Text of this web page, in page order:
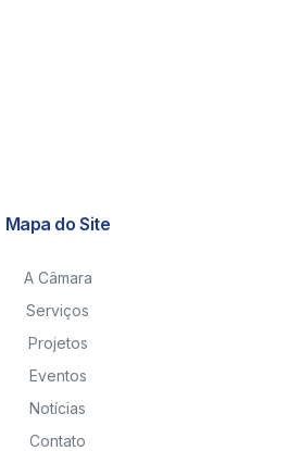
Mapa do Site
A Câmara
Serviços
Projetos
Eventos
Notícias
Contato